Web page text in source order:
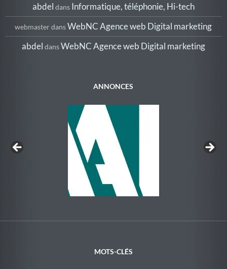
abdel dans Informatique, téléphonie, Hi-tech
webmasterdansWebNC Agence web Digital marketing
abdel dansWebNC Agence web Digital marketing
ANNONCES
Au Rythme de la Nage
MOTS-CLÉS